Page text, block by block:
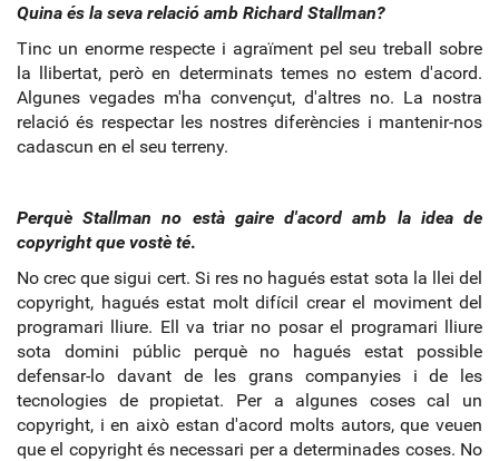
Quina és la seva relació amb Richard Stallman?
Tinc un enorme respecte i agraïment pel seu treball sobre
la llibertat, però en determinats temes no estem d'acord.
Algunes vegades m'ha convençut, d'altres no. La nostra
relació és respectar les nostres diferències i mantenir-nos
cadascun en el seu terreny.
Perquè Stallman no està gaire d'acord amb la idea de
copyright que vostè té.
No crec que sigui cert. Si res no hagués estat sota la llei del
copyright, hagués estat molt difícil crear el moviment del
programari lliure. Ell va triar no posar el programari lliure
sota domini públic perquè no hagués estat possible
defensar-lo davant de les grans companyies i de les
tecnologies de propietat. Per a algunes coses cal un
copyright, i en això estan d'acord molts autors, que veuen
que el copyright és necessari per a determinades coses. No